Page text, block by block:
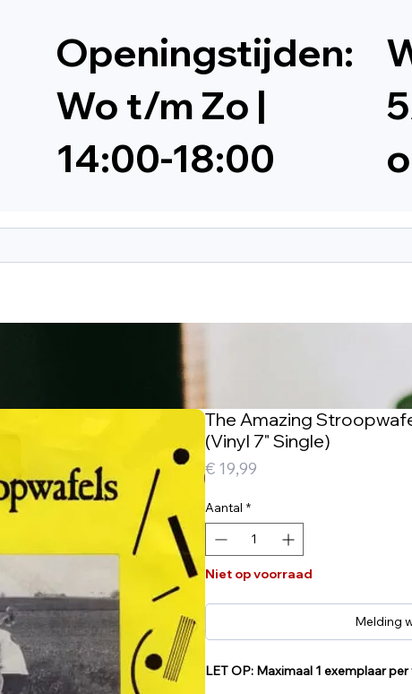
Openingstijden:
Wo t/m Zo |
14:00-18:00
The Amazing
(Vinyl 7" Single)
€ 19,99
Aantal *
Niet op voorraad
Melding
LET OP: Maximaal 1 exemplaar